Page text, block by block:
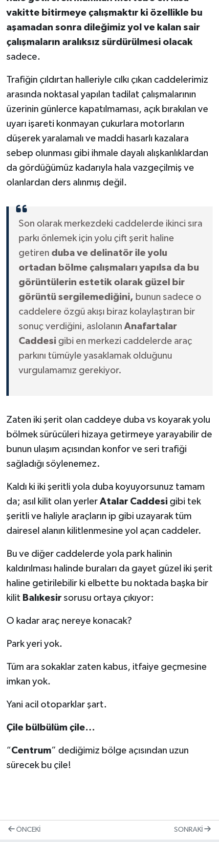
vakitte bitirmeye çalışmaktır ki özellikle bu
aşamadan sonra dileğimiz yol ve kalan sair
çalışmaların aralıksız sürdürülmesi olacak
sadece.
Trafiğin çıldırtan halleriyle cılkı çıkan caddelerimiz
arasında noktasal yapılan tadilat çalışmalarının
üzerinin günlerce kapatılmaması, açık bırakılan ve
uyarı işareti konmayan çukurlara motorların
düşerek yaralamalı ve maddi hasarlı kazalara
sebep olunması gibi ihmale dayalı alışkanlıklardan
da gördüğümüz kadarıyla hala vazgeçilmiş ve
olanlardan ders alınmış değil.
Son olarak merkezdeki caddelerde ikinci sıra
parkı önlemek için yolu çift şerit haline
getiren duba ve delinatör ile yolu
ortadan bölme çalışmaları yapılsa da bu
görüntülerin estetik olarak güzel bir
görüntü sergilemediğini, bunun sadece o
caddelere özgü akışı biraz kolaylaştıran bir
sonuç verdiğini, aslolanın Anafartalar
Caddesi gibi en merkezi caddelerde araç
parkını tümüyle yasaklamak olduğunu
vurgulamamız gerekiyor.
Zaten iki şerit olan caddeye duba vs koyarak yolu
bölmek sürücüleri hizaya getirmeye yarayabilir de
bunun ulaşım açısından konfor ve seri trafiği
sağladığı söylenemez.
Kaldı ki iki şeritli yola duba koyuyorsunuz tamam
da; asıl kilit olan yerler Atalar Caddesi gibi tek
şeritli ve haliyle araçların ip gibi uzayarak tüm
dairesel alanın kilitlenmesine yol açan caddeler.
Bu ve diğer caddelerde yola park halinin
kaldırılması halinde buraları da gayet güzel iki şerit
haline getirilebilir ki elbette bu noktada başka bir
kilit Balıkesir sorusu ortaya çıkıyor:
O kadar araç nereye konacak?
Park yeri yok.
Tüm ara sokaklar zaten kabus, itfaiye geçmesine
imkan yok.
Yani acil otoparklar şart.
Çile bülbülüm çile…
“Centrum” dediğimiz bölge açısından uzun
sürecek bu çile!
ÖNCEKI SONRAKI